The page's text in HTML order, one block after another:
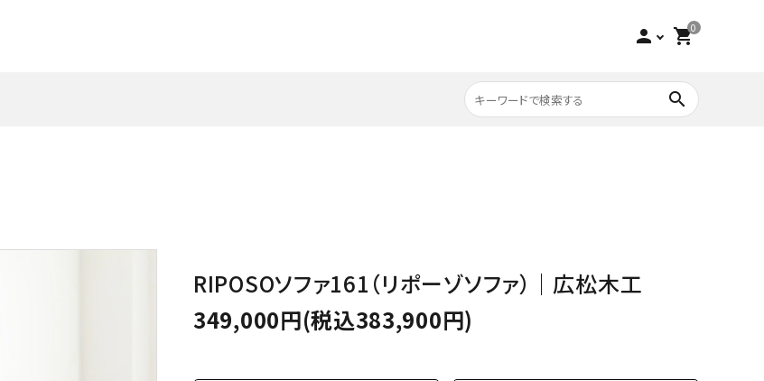
person 0
shopping_cart
メンテナンスグッズ アウトレット
search
RIPOSOソファ161（リポーゾソファ）｜広松木工
349,000円(税込383,900円)